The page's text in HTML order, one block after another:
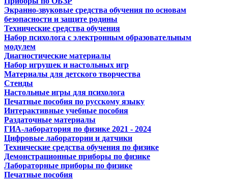
Экранно-звуковые средства обучения по основам
безопасности и защите родины
Технические средства обучения
Набор психолога с электронным образовательным
модулем
Диагностические материалы
Набор игрушек и настольных игр
Материалы для детского творчества
Стенды
Настольные игры для психолога
Печатные пособия по русскому языку
Интерактивные учебные пособия
Раздаточные материалы
ГИА-лаборатория по физике 2021 - 2024
Цифровые лаборатории и датчики
Технические средства обучения по физике
Демонстрационные приборы по физике
Лабораторные приборы по физике
Печатные пособия